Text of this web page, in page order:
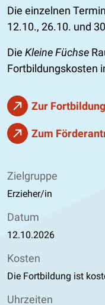
Die einzelnen
12.10., 26.10. und
Die Kleine Füchse
Fortbildungskosten
Zur Fortbildung
Zum
Zielgruppe
Erzieher/in
Datum
12.10.2026
Kosten
Die Fortbildung ist
Uhrzeiten